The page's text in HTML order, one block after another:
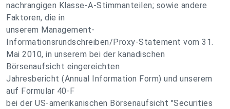
nachrangigen Klasse-A-Stimmanteilen; sowie andere
Faktoren, die in
unserem Management-
Informationsrundschreiben/Proxy-Statement vom 31.
Mai 2010, in unserem bei der kanadischen
Börsenaufsicht eingereichten
Jahresbericht (Annual Information Form) und unserem
auf Formular 40-F
bei der US-amerikanischen Börsenaufsicht "Securities